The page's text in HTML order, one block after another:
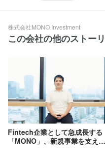
株式会社MONO Investment
この会社の他のストー
Fintech企業として急成長する
「MONO」、新規事業を支える